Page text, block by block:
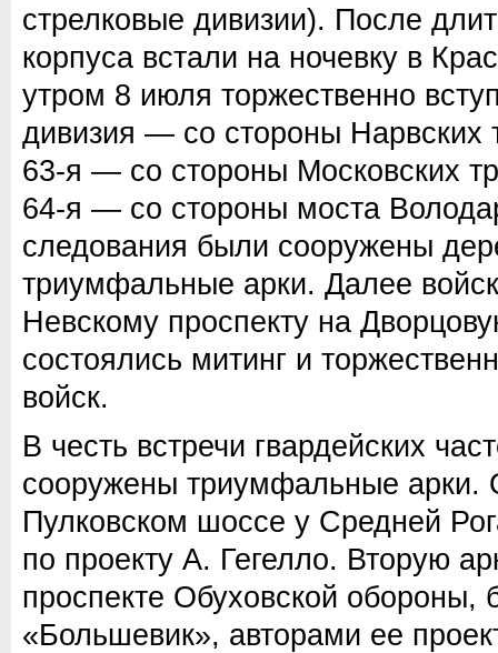
стрелковые дивизии). После
корпуса встали на ночевку в
утром 8 июля торжественно
дивизия — со стороны Нарвских
63-я — со стороны Московских
64-я — со стороны моста
следования были сооружены
триумфальные арки. Далее
Невскому проспекту на
состоялись митинг и
войск.
В честь встречи гвардейских
сооружены триумфальные арки.
Пулковском шоссе у Средней
по проекту А. Гегелло. Вторую
проспекте Обуховской обороны,
«Большевик», авторами ее